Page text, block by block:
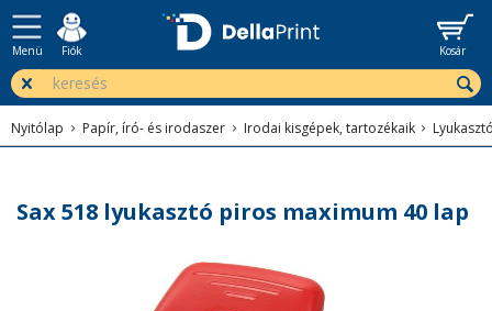
Menü Fiók Kosár
Nyitólap Papír, író- és irodaszer Irodai kisgépek, tartozékaik
Sax 518 lyukasztó piros maximum 40 lap